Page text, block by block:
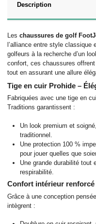
Description
Les chaussures de golf
l’alliance entre style classique
golfeurs à la recherche d’un
confort, ces chaussures
tout en assurant une allure
Tige en cuir Prohide –
Fabriquées avec une tige en
Traditions garantissent :
Un look premium et
traditionnel.
Une protection 100 %
pour jouer quelles que
Une grande durabilité tout
respirabilité.
Confort intérieur
Grâce à une conception
intègrent :